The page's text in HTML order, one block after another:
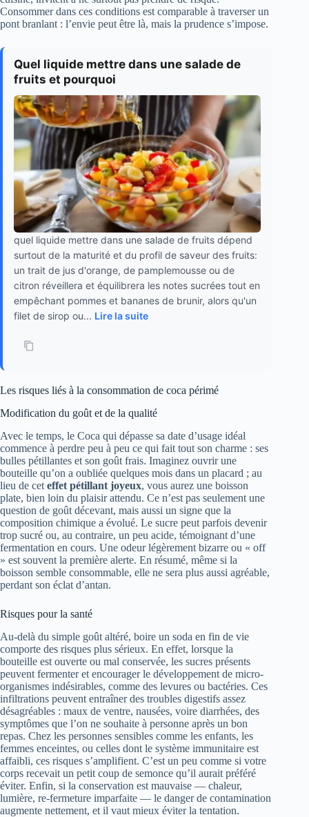
Consommer dans ces conditions est comparable à traverser un
pont branlant : l’envie peut être là, mais la prudence s’impose.
Quel liquide mettre dans une salade de
fruits et pourquoi
quel liquide mettre dans une salade de fruits dépend
surtout de la maturité et du profil de saveur des fruits:
un trait de jus d'orange, de pamplemousse ou de
citron réveillera et équilibrera les notes sucrées tout en
empêchant pommes et bananes de brunir, alors qu'un
filet de sirop ou... Lire la suite
Les risques liés à la consommation de coca périmé
Modification du goût et de la qualité
Avec le temps, le Coca qui dépasse sa date d’usage idéal
commence à perdre peu à peu ce qui fait tout son charme : ses
bulles pétillantes et son goût frais. Imaginez ouvrir une
bouteille qu’on a oubliée quelques mois dans un placard ; au
lieu de cet effet pétillant joyeux, vous aurez une boisson
plate, bien loin du plaisir attendu. Ce n’est pas seulement une
question de goût décevant, mais aussi un signe que la
composition chimique a évolué. Le sucre peut parfois devenir
trop sucré ou, au contraire, un peu acide, témoignant d’une
fermentation en cours. Une odeur légèrement bizarre ou « off
» est souvent la première alerte. En résumé, même si la
boisson semble consommable, elle ne sera plus aussi agréable,
perdant son éclat d’antan.
Risques pour la santé
Au-delà du simple goût altéré, boire un soda en fin de vie
comporte des risques plus sérieux. En effet, lorsque la
bouteille est ouverte ou mal conservée, les sucres présents
peuvent fermenter et encourager le développement de micro-
organismes indésirables, comme des levures ou bactéries. Ces
infiltrations peuvent entraîner des troubles digestifs assez
désagréables : maux de ventre, nausées, voire diarrhées, des
symptômes que l’on ne souhaite à personne après un bon
repas. Chez les personnes sensibles comme les enfants, les
femmes enceintes, ou celles dont le système immunitaire est
affaibli, ces risques s’amplifient. C’est un peu comme si votre
corps recevait un petit coup de semonce qu’il aurait préféré
éviter. Enfin, si la conservation est mauvaise — chaleur,
lumière, re-fermeture imparfaite — le danger de contamination
augmente nettement, et il vaut mieux éviter la tentation.